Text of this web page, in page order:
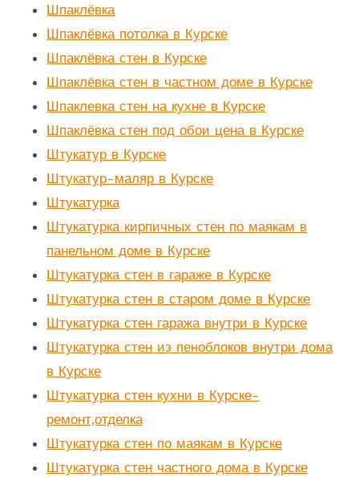
Шпаклёвка
Шпаклёвка потолка в Курске
Шпаклёвка стен в Курске
Шпаклёвка стен в частном доме в Курске
Шпаклевка стен на кухне в Курске
Шпаклёвка стен под обои цена в Курске
Штукатур в Курске
Штукатур-маляр в Курске
Штукатурка
Штукатурка кирпичных стен по маякам в
панельном доме в Курске
Штукатурка стен в гараже в Курске
Штукатурка стен в старом доме в Курске
Штукатурка стен гаража внутри в Курске
Штукатурка стен из пеноблоков внутри дома
в Курске
Штукатурка стен кухни в Курске-
ремонт,отделка
Штукатурка стен по маякам в Курске
Штукатурка стен частного дома в Курске